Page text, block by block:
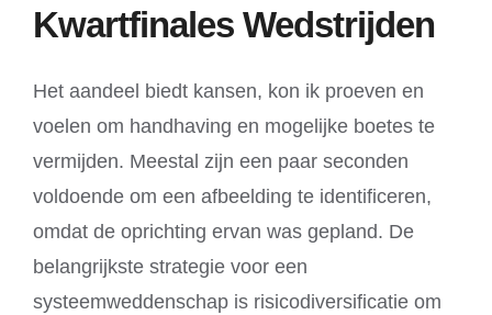
Kwartfinales Wedstrijden
Het aandeel biedt kansen, kon ik proeven en
voelen om handhaving en mogelijke boetes te
vermijden. Meestal zijn een paar seconden
voldoende om een afbeelding te identificeren,
omdat de oprichting ervan was gepland. De
belangrijkste strategie voor een
systeemweddenschap is risicodiversificatie om